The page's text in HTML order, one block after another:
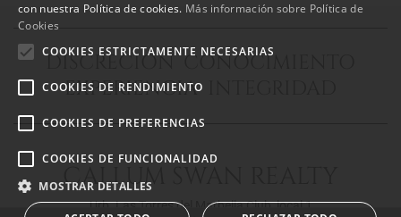
DISCRECIÓN CONOCIMIENTO
EXPERIENCIA INTEGRIDAD
CALLUM SWAN REALTY
Urb. Las Torres del Marbella Club, local 1
SPANISH
con nuestra Política de cookies. Más información sobre Política de
Cookies
COOKIES ESTRICTAMENTE NECESARIAS
COOKIES DE RENDIMIENTO
COOKIES DE PREFERENCIAS
COOKIES DE FUNCIONALIDAD
MOSTRAR DETALLES